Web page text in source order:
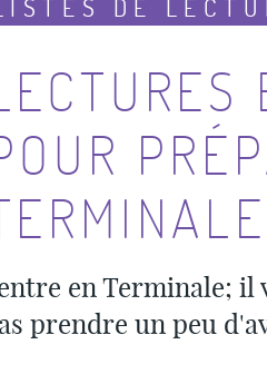
DE
en Terminale; il
prendre un peu